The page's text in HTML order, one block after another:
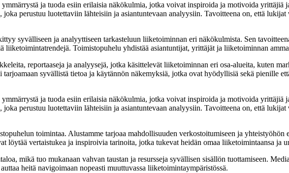
ja tuoda esiin erilaisia näkökulmia, jotka voivat inspiroida ja motivoida
joka perustuu luotettaviin lähteisiin ja asiantuntevaan analyysiin. Tavoitteena on, että
syvälliseen ja analyyttiseen tarkasteluun liiketoiminnan eri näkökulmista. Sen
liiketoimintatrendejä. Toimistopuhelu yhdistää asiantuntijat, yrittäjät ja liiketoiminnan
reportaaseja ja analyysejä, jotka käsittelevät liiketoiminnan eri osa-alueita, kuten
syvällistä tietoa ja käytännön näkemyksiä, jotka ovat hyödyllisiä sekä pienille
ja tuoda esiin erilaisia näkökulmia, jotka voivat inspiroida ja motivoida
joka perustuu luotettaviin lähteisiin ja asiantuntevaan analyysiin. Tavoitteena on, että
toimintaa. Alustamme tarjoaa mahdollisuuden verkostoitumiseen ja
löytää vertaistukea ja inspiroivia tarinoita, jotka tukevat heidän omaa liiketoimintaansa ja
mikä tuo mukanaan vahvan taustan ja resursseja syvällisen sisällön tuottamiseen.
heitä navigoimaan nopeasti muuttuvassa liiketoimintaympäristössä.